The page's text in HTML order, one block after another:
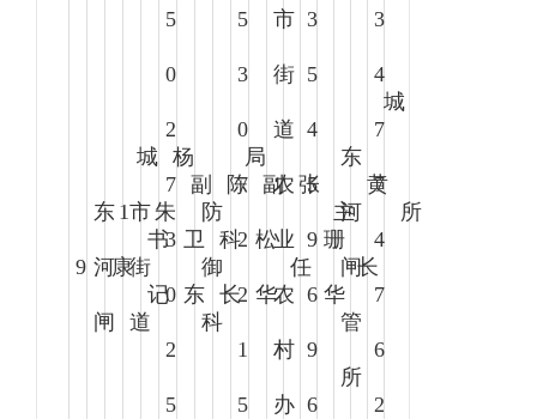
1
9
城
东
河
闸
朱
康
杨
市
街
道
副
书
记
5
0
2
7
3
0
2
5
陈
卫
东
局
防
御
科
副
科
长
5
3
0
7
2
2
1
5
张
松
华
市
街
道
农
业
农
村
办
主
任
3
5
4
5
9
6
9
6
黄
珊
华
城
东
河
闸
管
所
所
长
3
4
7
7
4
7
6
2